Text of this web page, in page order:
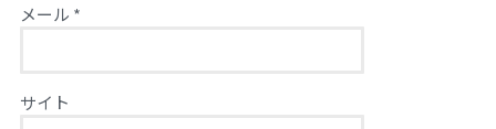
メール *
サイト